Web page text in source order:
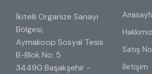
İkitelli Organize Sanayi
Bölgesi,
Aymakoop Sosyal Tesis
B-Blok No: 5
34490 Başakşehir -
Satış
İletişim